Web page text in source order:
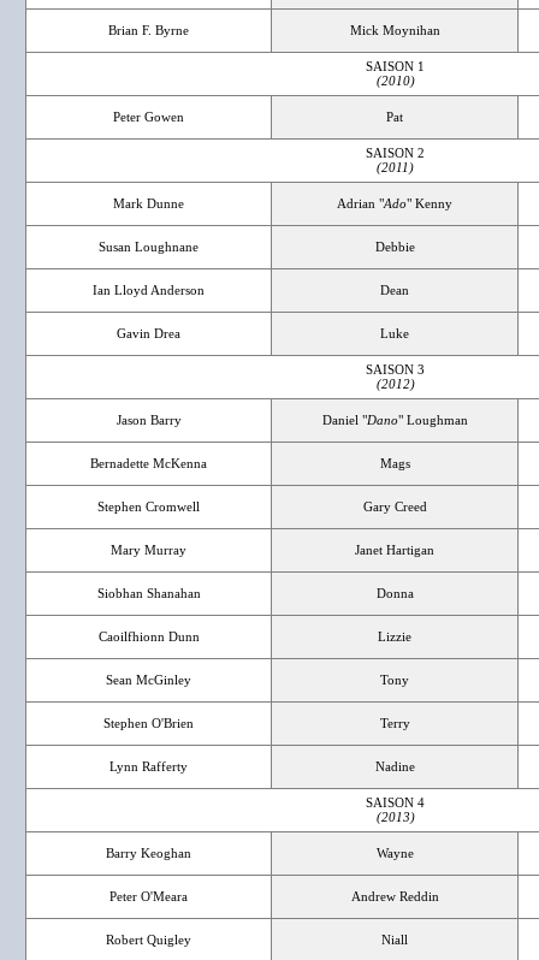
Brian F. Byrne Mick Moynihan
SAISON 1
(2010)
Peter Gowen Pat
SAISON 2
(2011)
Mark Dunne Adrian "Ado" Kenny
Susan Loughnane Debbie
Ian Lloyd Anderson Dean
Gavin Drea Luke
SAISON 3
(2012)
Jason Barry Daniel "Dano" Loughman
Bernadette McKenna Mags
Stephen Cromwell Gary Creed
Mary Murray Janet Hartigan
Siobhan Shanahan Donna
Caoilfhionn Dunn Lizzie
Sean McGinley Tony
Stephen O'Brien Terry
Lynn Rafferty Nadine
SAISON 4
(2013)
Barry Keoghan Wayne
Peter O'Meara Andrew Reddin
Robert Quigley Niall